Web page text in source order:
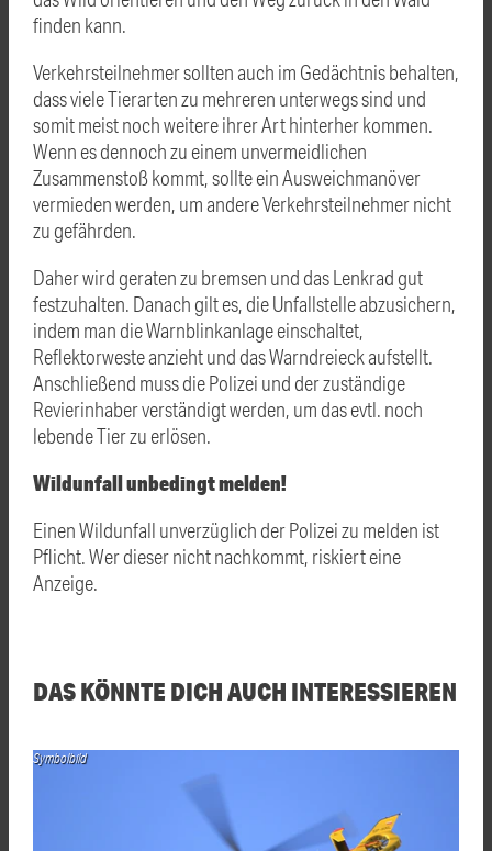
finden kann.
Verkehrsteilnehmer sollten auch im Gedächtnis behalten,
dass viele Tierarten zu mehreren unterwegs sind und
somit meist noch weitere ihrer Art hinterher kommen.
Wenn es dennoch zu einem unvermeidlichen
Zusammenstoß kommt, sollte ein Ausweichmanöver
vermieden werden, um andere Verkehrsteilnehmer nicht
zu gefährden.
Daher wird geraten zu bremsen und das Lenkrad gut
festzuhalten. Danach gilt es, die Unfallstelle abzusichern,
indem man die Warnblinkanlage einschaltet,
Reflektorweste anzieht und das Warndreieck aufstellt.
Anschließend muss die Polizei und der zuständige
Revierinhaber verständigt werden, um das evtl. noch
lebende Tier zu erlösen.
Wildunfall unbedingt melden!
Einen Wildunfall unverzüglich der Polizei zu melden ist
Pflicht. Wer dieser nicht nachkommt, riskiert eine
Anzeige.
DAS KÖNNTE DICH AUCH INTERESSIEREN
Symbolbild